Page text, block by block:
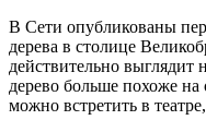
В Сети опубликованы
дерева в столице
действительно
дерево больше похоже
можно встретить в